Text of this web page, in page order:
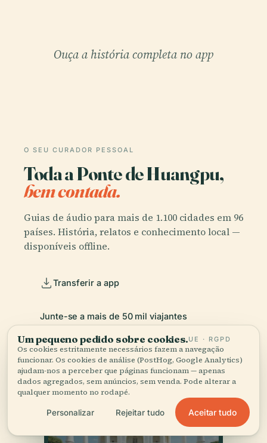
Ouça a história completa no app
O SEU CURADOR PESSOAL
Toda a Ponte de Huangpu,
bem contada.
Guias de áudio para mais de 1.100 cidades em 96
países. História, relatos e conhecimento local —
disponíveis offline.
Transferir a app
Junte-se a mais de 50 mil viajantes
Um pequeno pedido sobre cookies.UE · RGPD
Os cookies estritamente necessários fazem a navegação
funcionar. Os cookies de análise (PostHog, Google Analytics)
ajudam-nos a perceber que páginas funcionam — apenas
dados agregados, sem anúncios, sem venda. Pode alterar a
qualquer momento no rodapé.
Personalizar Rejeitar tudo Aceitar tudo